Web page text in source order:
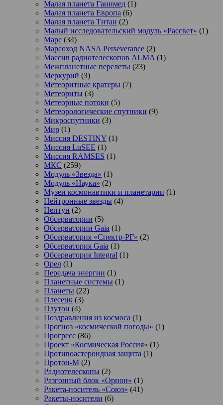
Малая планета Ганимед (1)
Малая планета Европа (6)
Малая планета Титан (2)
Малый исследовательский модуль «Рассвет» (1)
Марс (34)
Марсоход NASA Perseverance (2)
Массив радиотелескопов ALMA (1)
Межпланетные перелеты (23)
Меркурий (3)
Метеоритные кратеры (7)
Метеориты (3)
Метеорные потоки (5)
Метеорологические спутники (9)
Микроспутники (3)
Мир (1)
Миссия DESTINY (1)
Миссия LuSEE (1)
Миссия RAMSES (1)
МКС (259)
Модуль «Звезда» (1)
Модуль «Наука» (2)
Музеи космонавтики и планетарии (1)
Нейтронные звезды (4)
Нептун (2)
Обсерватории (5)
Обсерватории Gaia (1)
Обсерватория «Спектр-РГ» (2)
Обсерватория Gaia (1)
Обсерватория Integral (1)
Орел (1)
Передача энергии (1)
Планетные системы (1)
Планеты (22)
Плесецк (3)
Плутон (4)
Поздравления из космоса (1)
Прогноз «космической погоды» (1)
Прогресс (86)
Проект «Космическая Россия» (1)
Противоастероидная защита (1)
Протон-М (2)
Радиотелескопы (2)
Разгонный блок «Орион» (1)
Ракета-носитель «Союз» (41)
Ракеты-носители (6)